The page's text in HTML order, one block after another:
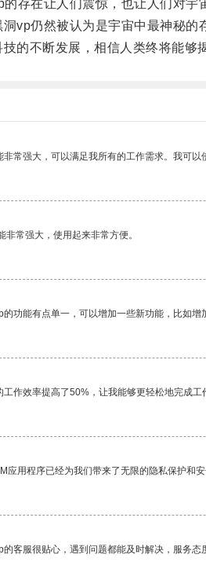
在让人们震惊，也让人们对宇
仍然被认为是宇宙中最神秘的
不断发展，相信人类终将能够
常强大，可以满足我所有的工作需求。我可以
非常强大，使用起来非常方便。
功能有点单一，可以增加一些新功能，比如增
作效率提高了50%，让我能够更轻松地完成
应用程序已经为我们带来了无限的隐私保护和安
客服很贴心，遇到问题都能及时解决，服务态